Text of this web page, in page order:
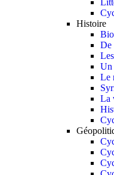
Histoire
De
Un
Le
La